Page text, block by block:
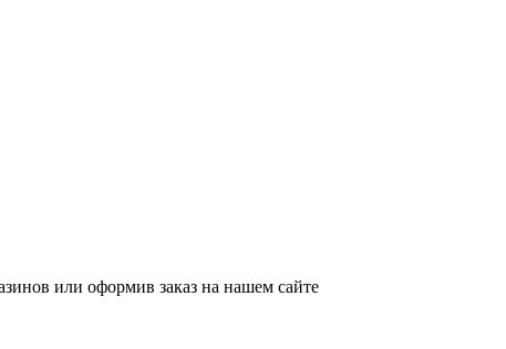
или оформив заказ на нашем сайте